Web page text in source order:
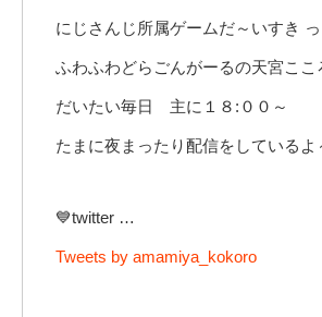
にじさんじ所属ゲームだ～いすき っ
ふわふわどらごんがーるの天宮ここ
だいたい毎日 主に１８:００～
たまに夜まったり配信をしているよ
💙twitter …
Tweets by amamiya_kokoro